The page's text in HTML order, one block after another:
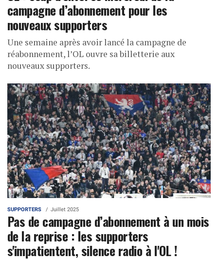
campagne d’abonnement pour les
nouveaux supporters
Une semaine après avoir lancé la campagne de
réabonnement, l’OL ouvre sa billetterie aux
nouveaux supporters.
SUPPORTERS Juillet 2025
Pas de campagne d’abonnement à un mois
de la reprise : les supporters
s'impatientent, silence radio à l'OL !